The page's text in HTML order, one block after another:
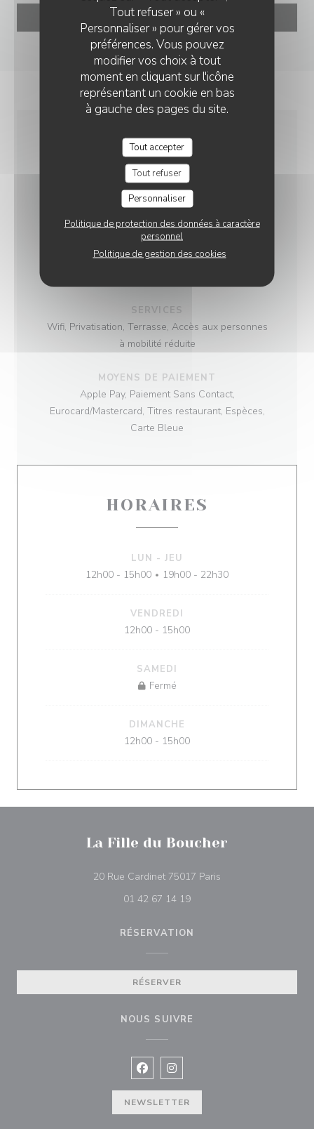
Tout refuser » ou «
Personnaliser » pour gérer vos
préférences. Vous pouvez
modifier vos choix à tout
moment en cliquant sur l'icône
représentant un cookie en bas
à gauche des pages du site.
Tout accepter
Tout refuser
Personnaliser
Politique de protection des données à caractère
personnel
Politique de gestion des cookies
INFOS PRATIQUES
CUISINE
Fait maison, Produits frais, Cuisine Traditionnelle
TYPE DE RESTAURANT
SERVICES
Wifi, Privatisation, Terrasse, Accès aux personnes
à mobilité réduite
MOYENS DE PAIEMENT
Apple Pay, Paiement Sans Contact,
Eurocard/Mastercard, Titres restaurant, Espèces,
Carte Bleue
HORAIRES
LUN -JEU
12h00 - 15h00 • 19h00 - 22h30
VENDREDI
12h00 - 15h00
SAMEDI
Fermé
DIMANCHE
12h00 - 15h00
La Fille du Boucher
20 Rue Cardinet 75017 Paris
01 42 67 14 19
RÉSERVATION
RÉSERVER
NOUS SUIVRE
Facebook ((ouvre une nouvelle
Instagram ((ouvre une
NEWSLETTER